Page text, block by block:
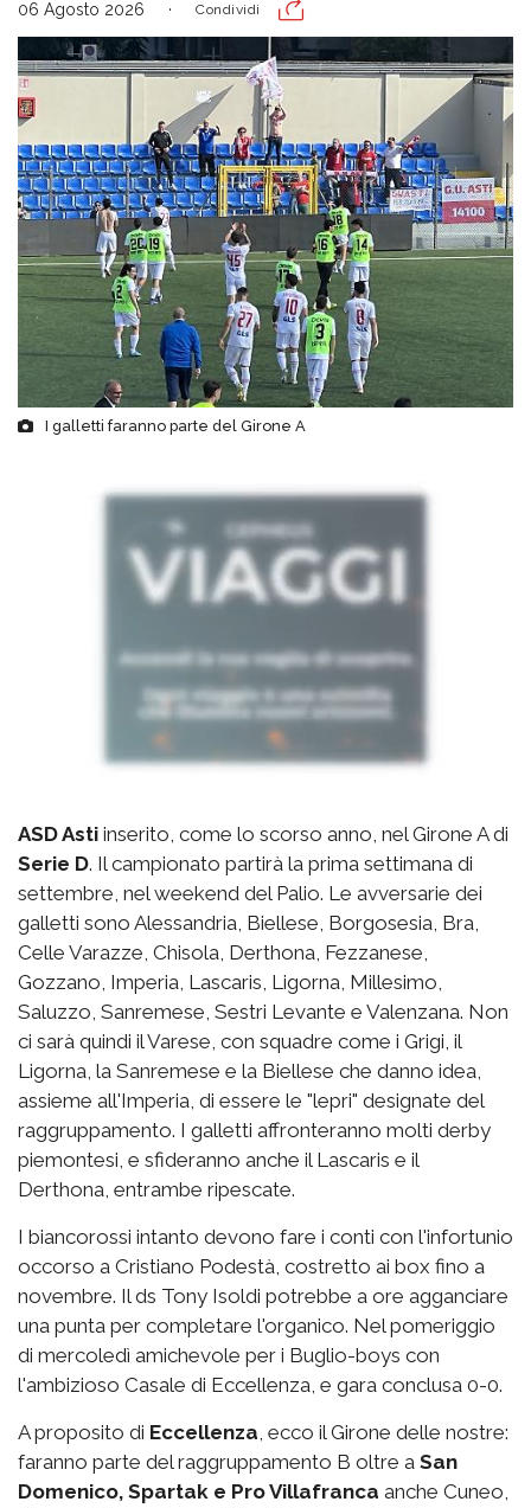
06 Agosto 2026 Condividi
I galletti faranno parte del Girone A
ASD Asti inserito, come lo scorso anno, nel Girone A di
Serie D. Il campionato partirà la prima settimana di
settembre, nel weekend del Palio. Le avversarie dei
galletti sono Alessandria, Biellese, Borgosesia, Bra,
Celle Varazze, Chisola, Derthona, Fezzanese,
Gozzano, Imperia, Lascaris, Ligorna, Millesimo,
Saluzzo, Sanremese, Sestri Levante e Valenzana. Non
ci sarà quindi il Varese, con squadre come i Grigi, il
Ligorna, la Sanremese e la Biellese che danno idea,
assieme all'Imperia, di essere le "lepri" designate del
raggruppamento. I galletti affronteranno molti derby
piemontesi, e sfideranno anche il Lascaris e il
Derthona, entrambe ripescate.
I biancorossi intanto devono fare i conti con l'infortunio
occorso a Cristiano Podestà, costretto ai box fino a
novembre. Il ds Tony Isoldi potrebbe a ore agganciare
una punta per completare l'organico. Nel pomeriggio
di mercoledì amichevole per i Buglio-boys con
l'ambizioso Casale di Eccellenza, e gara conclusa 0-0.
A proposito di Eccellenza, ecco il Girone delle nostre:
faranno parte del raggruppamento B oltre a San
Domenico, Spartak e Pro Villafranca anche Cuneo,